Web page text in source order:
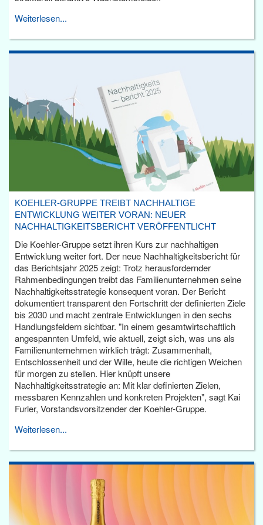
Weiterlesen...
KOEHLER-GRUPPE TREIBT NACHHALTIGE
ENTWICKLUNG WEITER VORAN: NEUER
NACHHALTIGKEITSBERICHT VERÖFFENTLICHT
Die Koehler-Gruppe setzt ihren Kurs zur nachhaltigen
Entwicklung weiter fort. Der neue Nachhaltigkeitsbericht für
das Berichtsjahr 2025 zeigt: Trotz herausfordernder
Rahmenbedingungen treibt das Familienunternehmen seine
Nachhaltigkeitsstrategie konsequent voran. Der Bericht
dokumentiert transparent den Fortschritt der definierten Ziele
bis 2030 und macht zentrale Entwicklungen in den sechs
Handlungsfeldern sichtbar. "In einem gesamtwirtschaftlich
angespannten Umfeld, wie aktuell, zeigt sich, was uns als
Familienunternehmen wirklich trägt: Zusammenhalt,
Entschlossenheit und der Wille, heute die richtigen Weichen
für morgen zu stellen. Hier knüpft unsere
Nachhaltigkeitsstrategie an: Mit klar definierten Zielen,
messbaren Kennzahlen und konkreten Projekten", sagt Kai
Furler, Vorstandsvorsitzender der Koehler-Gruppe.
Weiterlesen...